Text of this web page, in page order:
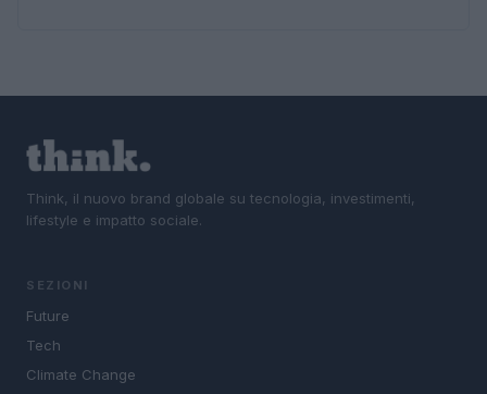
Think, il nuovo brand globale su tecnologia, investimenti,
lifestyle e impatto sociale.
SEZIONI
Future
Tech
Climate Change